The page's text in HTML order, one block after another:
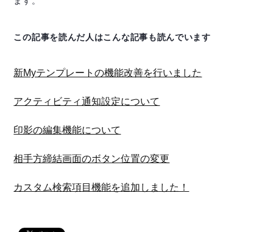
この記事を読んだ人はこんな記事も読んでいます
新Myテンプレートの機能改善を行いました
アクティビティ通知設定について
印影の編集機能について
相手方締結画面のボタン位置の変更
カスタム検索項目機能を追加しました！